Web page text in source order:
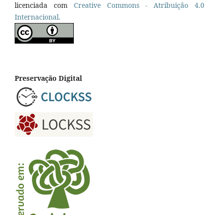
licenciada com Creative Commons - Atribuição 4.0
Internacional.
Preservação Digital